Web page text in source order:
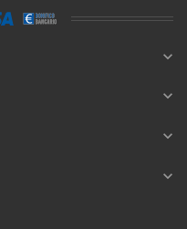
expand_more
expand_more
expand_more
expand_more